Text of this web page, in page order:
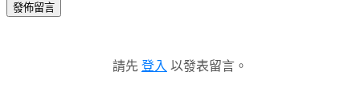
發佈留言
請先 登入 以發表留言。